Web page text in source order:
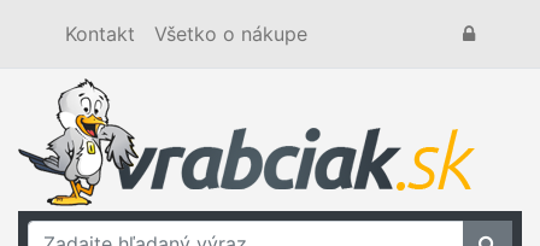
Kontakt Všetko o nákupe